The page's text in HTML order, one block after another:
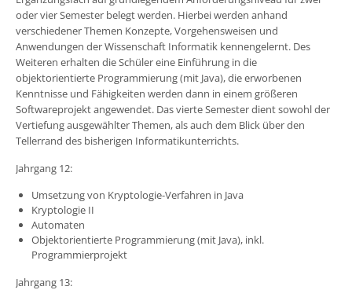
oder vier Semester belegt werden. Hierbei werden anhand
verschiedener Themen Konzepte, Vorgehensweisen und
Anwendungen der Wissenschaft Informatik kennengelernt. Des
Weiteren erhalten die Schüler eine Einführung in die
objektorientierte Programmierung (mit Java), die erworbenen
Kenntnisse und Fähigkeiten werden dann in einem größeren
Softwareprojekt angewendet. Das vierte Semester dient sowohl der
Vertiefung ausgewählter Themen, als auch dem Blick über den
Tellerrand des bisherigen Informatikunterrichts.
Jahrgang 12:
Umsetzung von Kryptologie-Verfahren in Java
Kryptologie II
Automaten
Objektorientierte Programmierung (mit Java), inkl.
Programmierprojekt
Jahrgang 13: